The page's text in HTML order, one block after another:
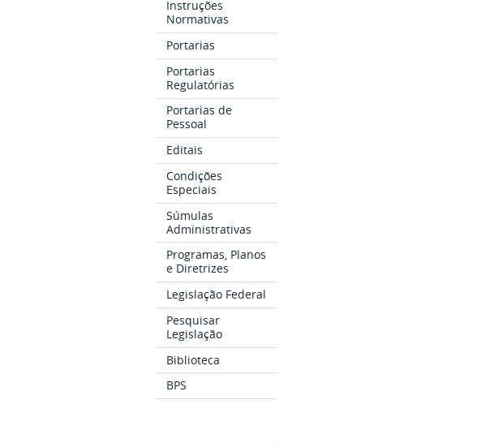
Instruções
Normativas
Portarias
Portarias
Regulatórias
Portarias de
Pessoal
Editais
Condições
Especiais
Súmulas
Administrativas
Programas, Planos
e Diretrizes
Legislação Federal
Pesquisar
Legislação
Biblioteca
BPS